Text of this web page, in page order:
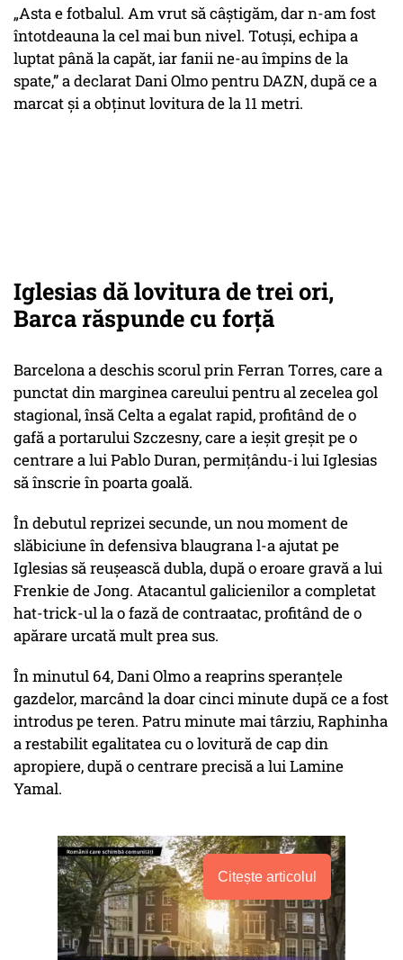
„Asta e fotbalul. Am vrut să câștigăm, dar n-am fost
întotdeauna la cel mai bun nivel. Totuși, echipa a
luptat până la capăt, iar fanii ne-au împins de la
spate,” a declarat Dani Olmo pentru DAZN, după ce a
marcat și a obținut lovitura de la 11 metri.
Iglesias dă lovitura de trei ori,
Barca răspunde cu forță
Barcelona a deschis scorul prin Ferran Torres, care a
punctat din marginea careului pentru al zecelea gol
stagional, însă Celta a egalat rapid, profitând de o
gafă a portarului Szczesny, care a ieșit greșit pe o
centrare a lui Pablo Duran, permițându-i lui Iglesias
să înscrie în poarta goală.
În debutul reprizei secunde, un nou moment de
slăbiciune în defensiva blaugrana l-a ajutat pe
Iglesias să reușească dubla, după o eroare gravă a lui
Frenkie de Jong. Atacantul galicienilor a completat
hat-trick-ul la o fază de contraatac, profitând de o
apărare urcată mult prea sus.
În minutul 64, Dani Olmo a reaprins speranțele
gazdelor, marcând la doar cinci minute după ce a fost
introdus pe teren. Patru minute mai târziu, Raphinha
a restabilit egalitatea cu o lovitură de cap din
apropiere, după o centrare precisă a lui Lamine
Yamal.
Citește articolul